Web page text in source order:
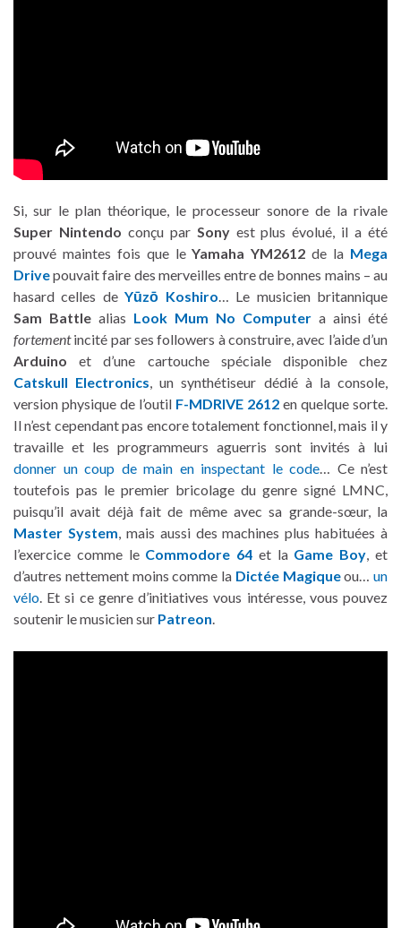
Si, sur le plan théorique, le processeur sonore de la rivale
Super Nintendo conçu par Sonyest plus évolué, il a été
prouvé maintes fois que leYamaha YM2612 de la Mega
Drivepouvait faire des merveilles entre de bonnes mains – au
hasard celles deYūzō Koshiro… Le musicien britannique
Sam Battle alias Look Mum No Computer a ainsi été
fortementincité par ses followers à construire, avec l’aide d’un
Arduino et d’une cartouche spéciale disponible chez
Catskull Electronics, un synthétiseur dédié à la console,
version physique de l’outil F-MDRIVE 2612 en quelque sorte.
Il n’est cependant pas encore totalement fonctionnel, mais il y
travaille et les programmeurs aguerris sont invités à lui
donner un coup de main en inspectant le code… Ce n’est
toutefois pas le premier bricolage du genre signé LMNC,
puisqu’il avait déjà fait de même avec sa grande-sœur, la
Master System, mais aussi des machines plus habituées à
l’exercice comme le Commodore 64 et la Game Boy, et
d’autres nettement moins comme la Dictée Magiqueou… un
vélo. Et si ce genre d’initiatives vous intéresse, vous pouvez
soutenir le musicien sur Patreon.